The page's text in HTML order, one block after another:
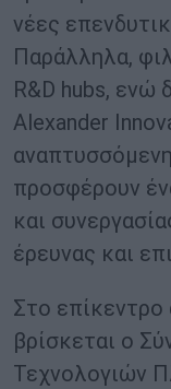
νέες
Παράλληλα,
R&D hubs, ενώ
Alexander
προσφέρουν
και
έρευνας και
Στο
βρίσκεται ο
Τεχνολογιών